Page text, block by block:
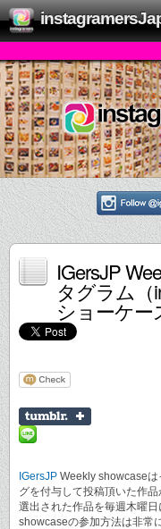
IGersJP
タグラム（
ショーケー
IGersJP Weekly showcase
グを付与して投稿頂いた作
選出された作品を毎週木曜
showcaseの参加方法は非常